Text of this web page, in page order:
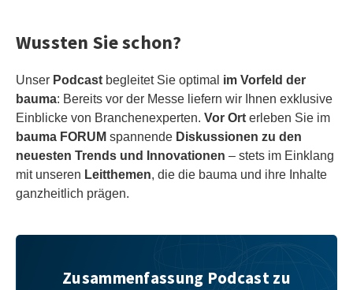
Wussten Sie schon?
Unser Podcast begleitet Sie optimal im Vorfeld der
bauma: Bereits vor der Messe liefern wir Ihnen exklusive
Einblicke von Branchenexperten. Vor Ort erleben Sie im
bauma FORUM spannende Diskussionen zu den
neuesten Trends und Innovationen – stets im Einklang
mit unseren Leitthemen, die die bauma und ihre Inhalte
ganzheitlich prägen.
Zusammenfassung Podcast zu "Vernetztes Bauen"
Zusammenfassung Podcast zu